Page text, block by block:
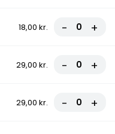
18,00 kr. - +
29,00 kr. - +
29,00 kr. - +